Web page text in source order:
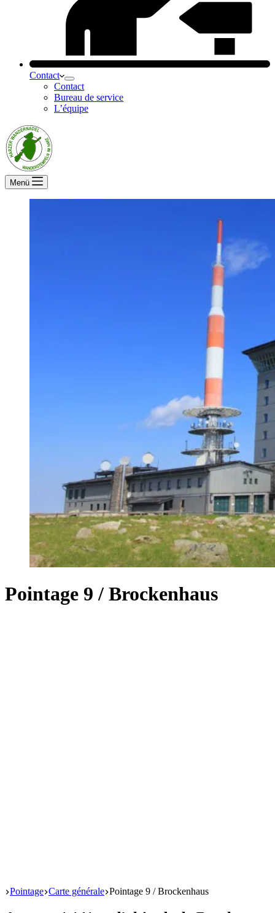
Contact
Contact
Bureau de service
L’équipe
Menü
Pointage 9 / Brockenhaus
Start
Pointage Carte générale Pointage 9 / Brockenhaus